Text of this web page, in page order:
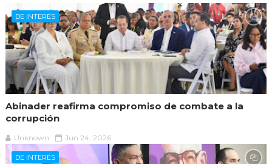
DE INTERÉS
Abinader reafirma compromiso de combate a la
corrupción
Unknown Jun 24, 2026
DE INTERÉS